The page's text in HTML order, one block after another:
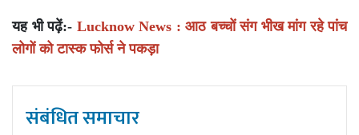
यह भी पढ़ें:- Lucknow News : आठ बच्चों संग भीख मांग रहे पांच
लोगों को टास्क फोर्स ने पकड़ा
संबंधित समाचार